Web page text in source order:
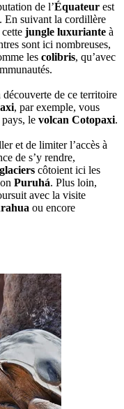
de l’Équateur est
. En suivant la cordillère
jungle luxuriante à
sont ici nombreuses,
les colibris, qu’avec
de ce territoire
, par exemple, vous
le volcan Cotopaxi.
et de limiter l’accès à
de s’y rendre,
glaciers côtoient ici les
Puruhá. Plus loin,
avec la visite
ou encore